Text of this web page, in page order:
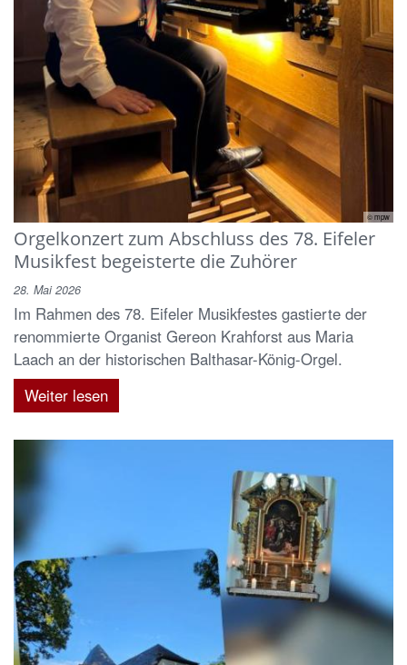
© mpw
Orgelkonzert zum Abschluss des 78. Eifeler
Musikfest begeisterte die Zuhörer
28. Mai 2026
Im Rahmen des 78. Eifeler Musikfestes gastierte der
renommierte Organist Gereon Krahforst aus Maria
Laach an der historischen Balthasar-König-Orgel.
Weiter lesen